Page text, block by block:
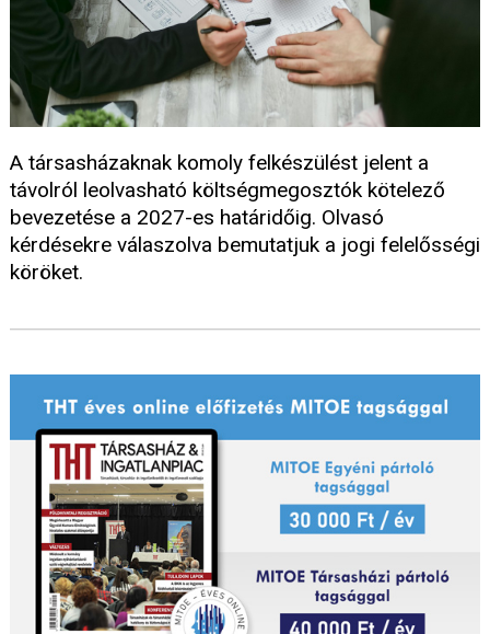
A társasházaknak komoly felkészülést jelent a
távolról leolvasható költségmegosztók kötelező
bevezetése a 2027-es határidőig. Olvasó
kérdésekre válaszolva bemutatjuk a jogi felelősségi
köröket.